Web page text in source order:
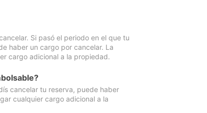
Si pasó el periodo en el que tu
haber un cargo por cancelar. La
cargo adicional a la propiedad.
cancelar tu reserva, puede haber
cualquier cargo adicional a la